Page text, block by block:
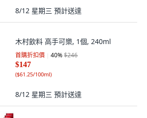
8/12 星期三 預計送達
木村飲料 高手可樂, 1個, 240ml
首購折扣價 40%$246
$147
($61.25/100ml)
8/12 星期三 預計送達